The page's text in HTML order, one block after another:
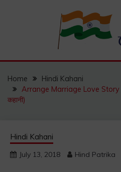
HIND
Status, Hindi Quotes,
Home
Hindi Kahani
Arrange Marriage Love Story
कहानी)
Hindi Kahani
July 13, 2018 Hind Patrika